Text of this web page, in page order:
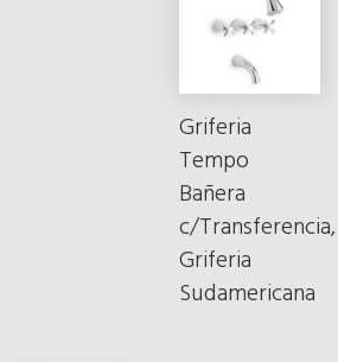
Griferia
Tempo
Bañera
c/Transferencia,
Griferia
Sudamericana